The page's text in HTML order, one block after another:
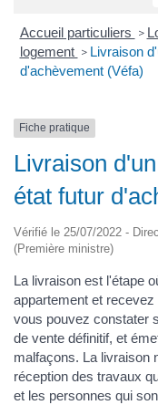
Accueil particuliers >
logement > Livraison
d'achèvement (Véfa)
Fiche pratique
Livraison
état futur
Vérifié le 25/07/2022 -
(Première ministre)
La livraison est l'étape
appartement et
vous pouvez constater
de vente définitif, et
malfaçons. La livraison
réception des travaux
et les personnes qui